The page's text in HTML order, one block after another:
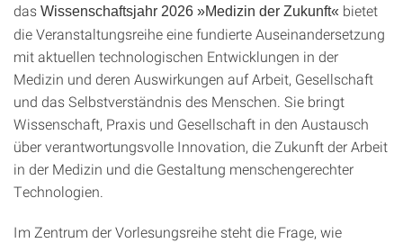
das Wissenschaftsjahr 2026 »Medizin der Zukunft« bietet
die Veranstaltungsreihe eine fundierte Auseinandersetzung
mit aktuellen technologischen Entwicklungen in der
Medizin und deren Auswirkungen auf Arbeit, Gesellschaft
und das Selbstverständnis des Menschen. Sie bringt
Wissenschaft, Praxis und Gesellschaft in den Austausch
über verantwortungsvolle Innovation, die Zukunft der Arbeit
in der Medizin und die Gestaltung menschengerechter
Technologien.
Im Zentrum der Vorlesungsreihe steht die Frage, wie